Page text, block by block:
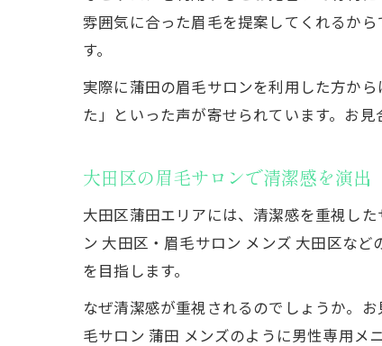
雰囲気に合った眉毛を提案してくれるか
す。
実際に蒲田の眉毛サロンを利用した方か
た」といった声が寄せられています。お
大田区の眉毛サロンで清潔感を演出
大田区蒲田エリアには、清潔感を重視し
ン 大田区・眉毛サロン メンズ 大田区な
を目指します。
なぜ清潔感が重視されるのでしょうか。
毛サロン 蒲田 メンズのように男性専用メ